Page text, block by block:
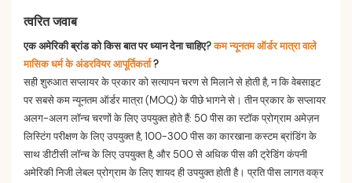
त्वरित जवाब
एक अमेरिकी ब्रांड को किस बात पर ध्यान देना चाहिए?कम न्यूनतम ऑर्डर मात्रा वाले
मासिक धर्म के अंडरवियर आपूर्तिकर्ता?
सही शुरुआत सप्लायर के प्रकार को सत्यापन चरण से मिलाने से होती है, न कि वेबसाइट
पर सबसे कम न्यूनतम ऑर्डर मात्रा (MOQ) के पीछे भागने से। तीन प्रकार के सप्लायर
अलग-अलग लॉन्च चरणों के लिए उपयुक्त होते हैं: 50 पीस का स्टॉक प्रोग्राम अमेज़न
लिस्टिंग परीक्षण के लिए उपयुक्त है, 100-300 पीस का कारखाना कस्टम ब्रांडिंग के
साथ डीटीसी लॉन्च के लिए उपयुक्त है, और 500 से अधिक पीस की ट्रेडिंग कंपनी
अमेरिकी निजी लेबल प्रोग्राम के लिए शायद ही उपयुक्त होती है। प्रति पीस लागत वक्र